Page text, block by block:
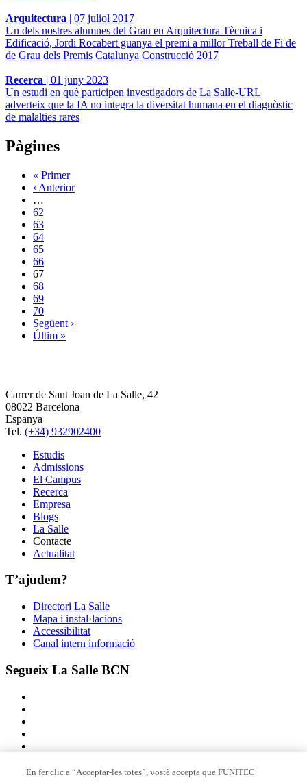
Arquitectura | 07 juliol 2017
Un dels nostres alumnes del Grau en Arquitectura Tècnica i
Edificació, Jordi Rocabert guanya el premi a millor Treball de Fi de
de Grau dels Premis Catalunya Construcció 2017
Recerca | 01 juny 2023
Un estudi en què participen investigadors de La Salle-URL
adverteix que la IA no integra la diversitat humana en el diagnòstic
de malalties rares
Pàgines
« Primer
‹ Anterior
…
62
63
64
65
66
67
68
69
70
Següent ›
Últim »
Carrer de Sant Joan de La Salle, 42
08022 Barcelona
Espanya
Tel. (+34) 932902400
Estudis
Admissions
El Campus
Recerca
Empresa
Blogs
La Salle
Contacte
Actualitat
T’ajudem?
Directori La Salle
Mapa i instal·lacions
Accessibilitat
Canal intern informació
Segueix La Salle BCN
En fer clic a “Acceptar-les totes”, vostè accepta que FUNITEC